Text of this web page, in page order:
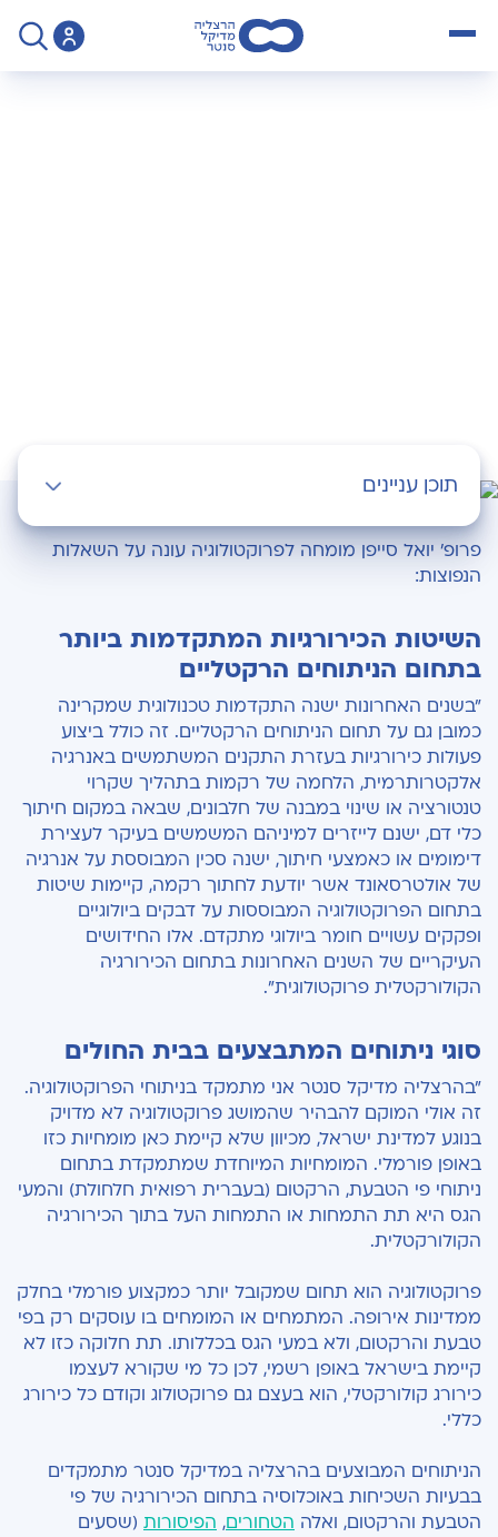
תוכן עניינים
השיטות הכירורגיות המתקדמות ביותר בתחום
הניתוחים הרקטליים
סוגי הטחורים בפי הטבעת
ההחלטה על ניתוח או טיפול שמרני
פיסורה
הסיכון בניתוח פיסורה חוזר
ניתוח להסרת פוליפים בפי הטבעת
טיפול ניתוחי בקונדילומה לעומת טיפולים שמרניים
האם כל מקרה של דימום גלוי בצואה מחייב בדיקה?
הקשר בין עצירות מתמשכת לבין קשיים במתן שתן
האם ניתן לתת צואה בחופשיות מייד לאחר ניתוח בפי
הטבעת?
כיצד מומלץ לנהוג לאחר ניתוח טחורים או פיסורה?
צפו בראיון המלא על פרופ' יואל סייפן, מומחה
לכירורגיה רקטלית
פרופ' יואל סייפן מומחה לפרוקטולוגיה עונה על השאלות
הנפוצות:
השיטות הכירורגיות המתקדמות ביותר
בתחום הניתוחים הרקטליים
"בשנים האחרונות ישנה התקדמות טכנולוגית שמקרינה
כמובן גם על תחום הניתוחים הרקטליים. זה כולל ביצוע
פעולות כירורגיות בעזרת התקנים המשתמשים באנרגיה
אלקטרותרמית, הלחמה של רקמות בתהליך שקרוי
טנטורציה או שינוי במבנה של חלבונים, שבאה במקום חיתוך
כלי דם, ישנם לייזרים למיניהם המשמשים בעיקר לעצירת
דימומים או כאמצעי חיתוך, ישנה סכין המבוססת על אנרגיה
של אולטרסאונד אשר יודעת לחתוך רקמה, קיימות שיטות
בתחום הפרוקטולוגיה המבוססות על דבקים ביולוגיים
ופקקים עשויים חומר ביולוגי מתקדם. אלו החידושים
העיקריים של השנים האחרונות בתחום הכירורגיה
הקולורקטלית פרוקטולוגית".
סוגי ניתוחים המתבצעים בבית החולים
"בהרצליה מדיקל סנטר אני מתמקד בניתוחי הפרוקטולוגיה.
זה אולי המוקם להבהיר שהמושג פרוקטולוגיה לא מדויק
בנוגע למדינת ישראל, מכיוון שלא קיימת כאן מומחיות כזו
באופן פורמלי. המומחיות המיוחדת שמתמקדת בתחום
ניתוחי פי הטבעת, הרקטום (בעברית רפואית חלחולת) והמעי
הגס היא תת התמחות או התמחות העל בתוך הכירורגיה
הקולורקטלית.
פרוקטולוגיה הוא תחום שמקובל יותר כמקצוע פורמלי בחלק
ממדינות אירופה. המתמחים או המומחים בו עוסקים רק בפי
טבעת והרקטום, ולא במעי הגס בכללותו. תת חלוקה כזו לא
קיימת בישראל באופן רשמי, לכן כל מי שקורא לעצמו
כירורג קולורקטלי, הוא בעצם גם פרוקטולוג וקודם כל כירורג
כללי.
הניתוחים המבוצעים בהרצליה במדיקל סנטר מתמקדים
בבעיות השכיחות באוכלוסיה בתחום הכירורגיה של פי
הטבעת והרקטום, ואלה הטחורים, הפיסורות (שסעים